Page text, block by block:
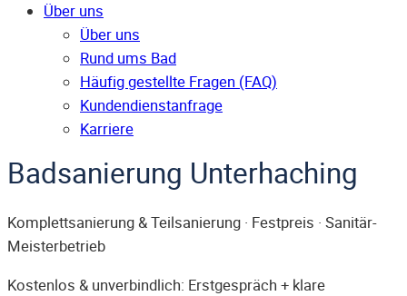
Über uns
Über uns
Rund ums Bad
Häufig gestellte Fragen (FAQ)
Kunden­dienst­anfrage
Karriere
Badsanierung Unterhaching
Komplettsanierung & Teilsanierung · Festpreis · Sanitär-
Meisterbetrieb
Kostenlos & unverbindlich: Erstgespräch + klare